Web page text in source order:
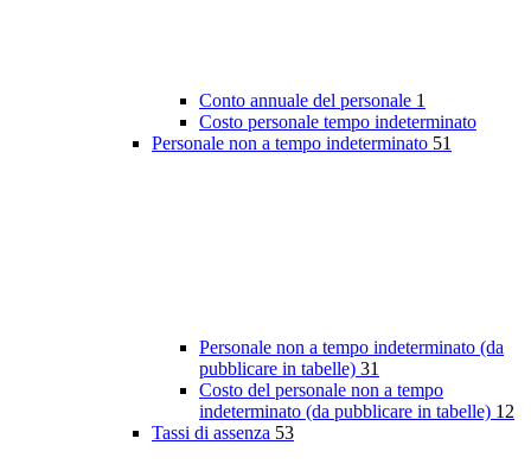
Conto annuale del personale 1
Costo personale tempo indeterminato
Personale non a tempo indeterminato 51
Personale non a tempo indeterminato (da
pubblicare in tabelle) 31
Costo del personale non a tempo
indeterminato (da pubblicare in tabelle) 12
Tassi di assenza 53